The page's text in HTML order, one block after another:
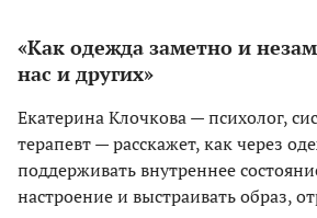
«Как одежда заметно и
нас и других»
Екатерина Клочкова — психолог,
терапевт — расскажет, как через
поддерживать внутреннее
настроение и выстраивать образ,